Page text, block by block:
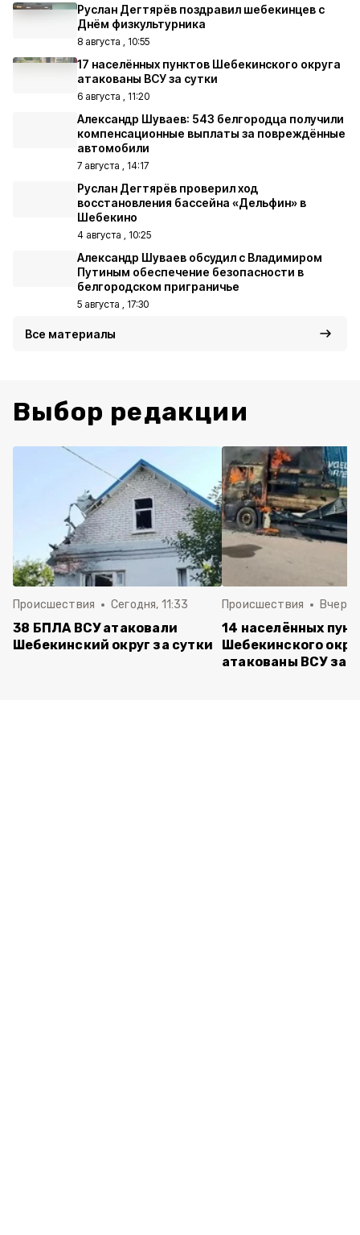
Руслан Дегтярёв поздравил шебекинцев с
Днём физкультурника
8 августа , 10:55
17 населённых пунктов Шебекинского округа
атакованы ВСУ за сутки
6 августа , 11:20
Александр Шуваев: 543 белгородца получили
компенсационные выплаты за повреждённые
автомобили
7 августа , 14:17
Руслан Дегтярёв проверил ход
восстановления бассейна «Дельфин» в
Шебекино
4 августа , 10:25
Александр Шуваев обсудил с Владимиром
Путиным обеспечение безопасности в
белгородском приграничье
5 августа , 17:30
Все материалы
Выбор редакции
Происшествия Сегодня, 11:33
38 БПЛА ВСУ атаковали
Шебекинский округ за сутки
Происшествия Вчера,
14 населённых
Шебекинского
атакованы ВСУ за